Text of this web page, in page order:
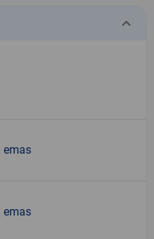
keyboard_arrow_down
emas
emas